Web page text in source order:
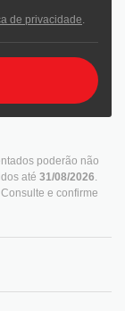
poderão não
até 31/08/2026.
e confirme
de privacidade.